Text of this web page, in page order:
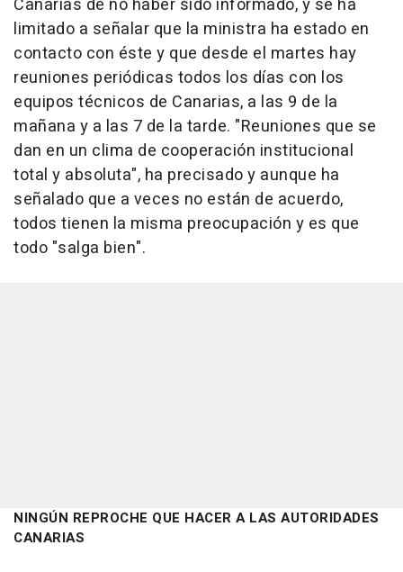
Canarias de no haber sido informado, y se ha
limitado a señalar que la ministra ha estado en
contacto con éste y que desde el martes hay
reuniones periódicas todos los días con los
equipos técnicos de Canarias, a las 9 de la
mañana y a las 7 de la tarde. "Reuniones que se
dan en un clima de cooperación institucional
total y absoluta", ha precisado y aunque ha
señalado que a veces no están de acuerdo,
todos tienen la misma preocupación y es que
todo "salga bien".
NINGÚN REPROCHE QUE HACER A LAS AUTORIDADES
CANARIAS